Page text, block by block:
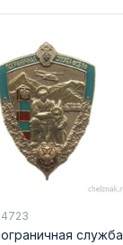
4723
служба